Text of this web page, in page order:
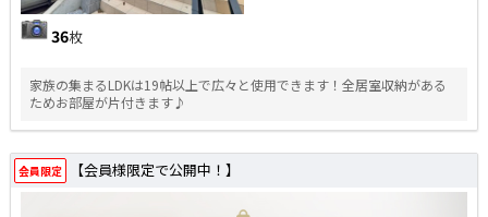
36枚
家族の集まるLDKは19帖以上で広々と使用できます！全居室収納がある
ためお部屋が片付きます♪
会員限定 【会員様限定で公開中！】